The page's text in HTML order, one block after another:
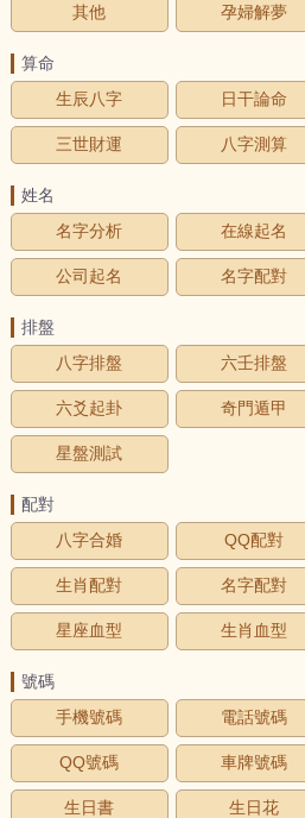
其他 孕婦解夢
算命
生辰八字
日干論命
三世財運 八字測算
姓名
名字分析
在線起名
公司起名 名字配對
排盤
八字排盤
六壬排盤
六爻起卦 奇門遁甲
星盤測試
配對
八字合婚
QQ配對
生肖配對 名字配對
星座血型 生肖血型
號碼
手機號碼
電話號碼
QQ號碼 車牌號碼
生日書 生日花